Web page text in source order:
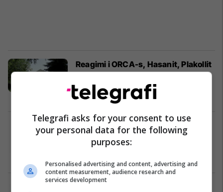
Reagimi i ORCA-s, Hasanit, Plakollit
dhe RrGK-së – gjithçka nga
zhvillimet e fundit në Rektoratin e
UP-së
Arsim 25/10/2022
RrGK-ja : Shqetësuese, aktgjykimi
për shfajësim të të akuzuarit për
keqpërdorim seksual me persona
RrGK dhe Strehimoret i reagojnë
Telegrafi asks for your consent to use
your personal data for the following
purposes:
Personalised advertising and content, advertising and
content measurement, audience research and
services development